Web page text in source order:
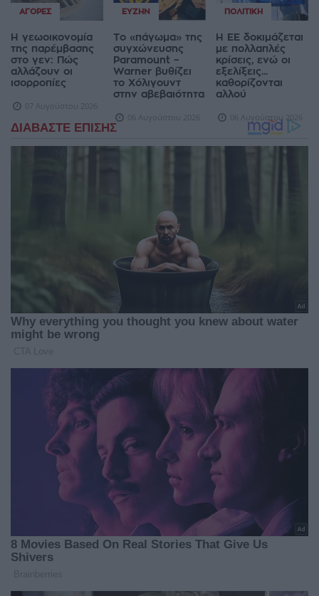
ΑΓΟΡΈΣ
Η γεωοικονομία
της παρέμβασης
στο γεν: Πώς
αλλάζουν οι
ισορροπίες
07 Αυγούστου 2026
ΕΥΖΗΝ
Το «πάγωμα» της
συγχώνευσης
Paramount –
Warner βυθίζει
το Χόλιγουντ
στην αβεβαιότητα
06 Αυγούστου 2026
ΠΟΛΙΤΙΚΉ
Η ΕΕ δοκιμάζεται
με πολλαπλές
κρίσεις, ενώ οι
εξελίξεις...
καθορίζονται
αλλού
06 Αυγούστου 2026